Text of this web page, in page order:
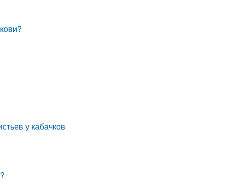
у кабачков